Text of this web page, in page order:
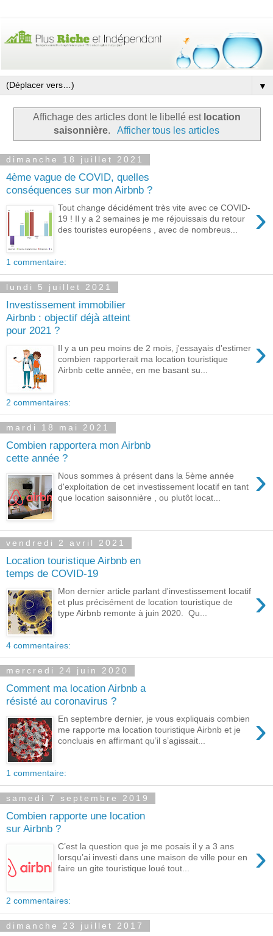
▼
Affichage des articles dont le libellé est location
saisonnière. Afficher tous les articles
dimanche 18 juillet 2021
4ème vague de COVID, quelles
conséquences sur mon Airbnb ?
›
Tout change décidément très vite avec ce COVID-
19 ! Il y a 2 semaines je me réjouissais du retour
des touristes européens , avec de nombreus...
1 commentaire:
lundi 5 juillet 2021
Investissement immobilier
Airbnb : objectif déjà atteint
pour 2021 ?
›
Il y a un peu moins de 2 mois, j'essayais d'estimer
combien rapporterait ma location touristique
Airbnb cette année, en me basant su...
2 commentaires:
mardi 18 mai 2021
Combien rapportera mon Airbnb
cette année ?
›
Nous sommes à présent dans la 5ème année
d'exploitation de cet investissement locatif en tant
que location saisonnière , ou plutôt locat...
vendredi 2 avril 2021
Location touristique Airbnb en
temps de COVID-19
›
Mon dernier article parlant d'investissement locatif
et plus précisément de location touristique de
type Airbnb remonte à juin 2020. Qu...
4 commentaires:
mercredi 24 juin 2020
Comment ma location Airbnb a
résisté au coronavirus ?
›
En septembre dernier, je vous expliquais combien
me rapporte ma location touristique Airbnb et je
concluais en affirmant qu’il s’agissait...
1 commentaire:
samedi 7 septembre 2019
Combien rapporte une location
sur Airbnb ?
›
C’est la question que je me posais il y a 3 ans
lorsqu’ai investi dans une maison de ville pour en
faire un gite touristique loué tout...
2 commentaires:
dimanche 23 juillet 2017